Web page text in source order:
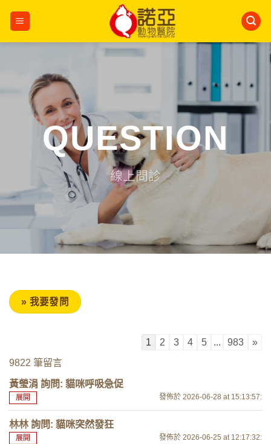
QUESTION
線上問診
1 2 3 4 5 ... 983
»
9822 筆留言
黃瑩涓 詢問: 貓咪呼吸急促
發佈於 2026-06-28 at 15:13:57:
展開
林林 詢問: 貓咪突然發狂
發佈於 2026-06-25 at 12:17:32:
展開